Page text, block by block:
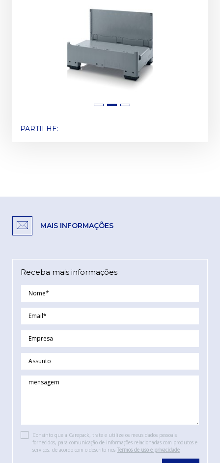
PARTILHE:
MAIS INFORMAÇÕES
Receba mais informações
Consinto que a Carepack, trate e utilize os meus dados pessoais
fornecidos, para comunicação de informações relacionadas com produtos e
serviços, de acordo com o descrito nos Termos de uso e privacidade